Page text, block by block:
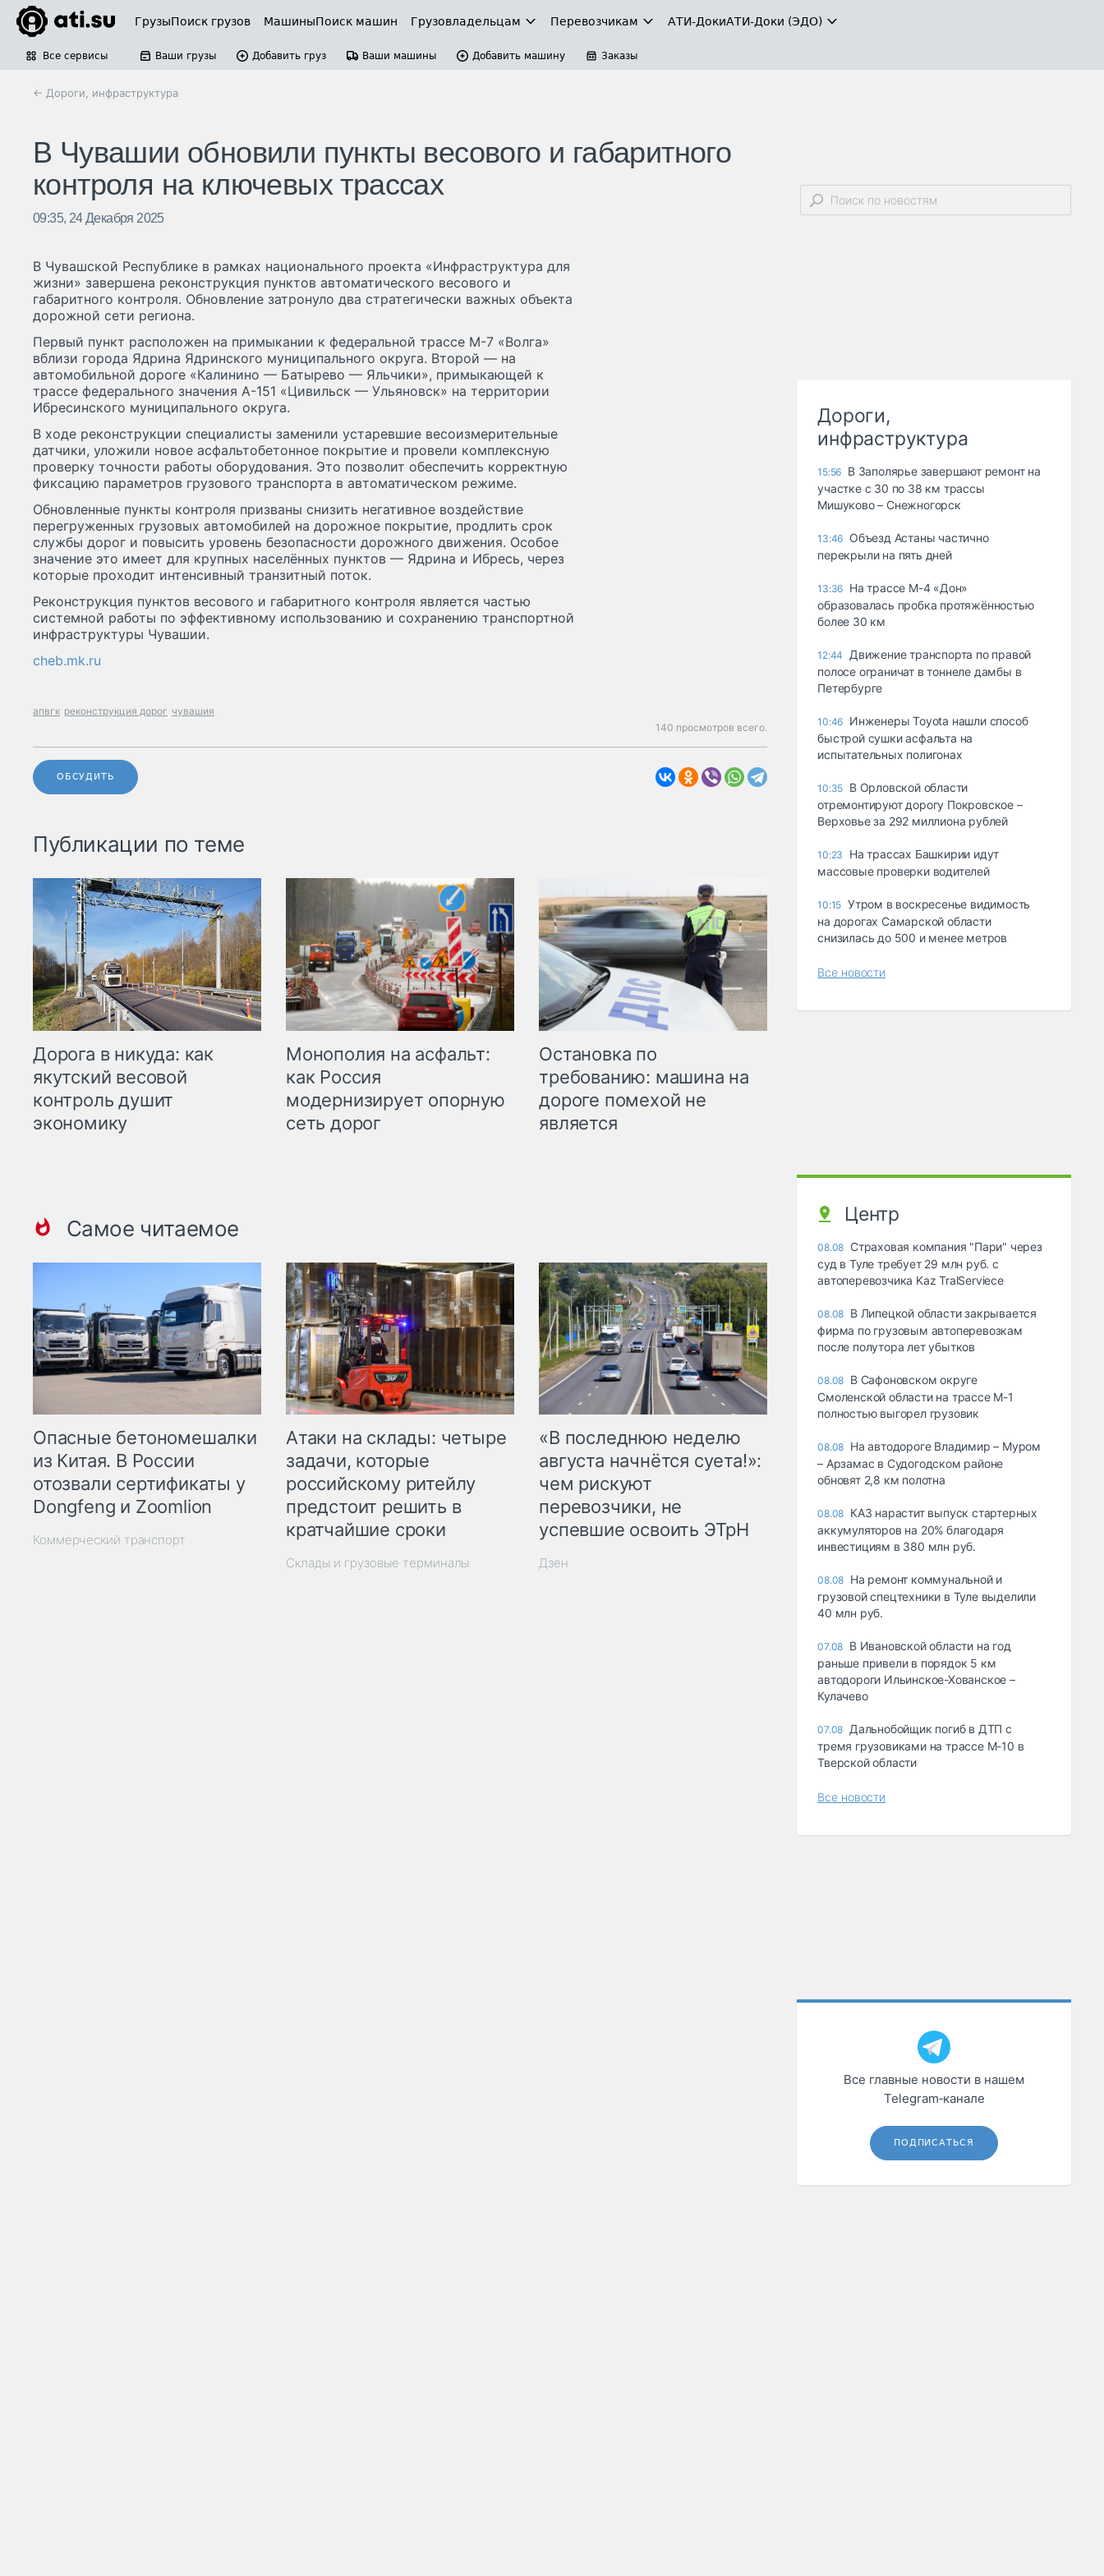
ГрузыПоиск грузов МашиныПоиск машин Грузовладельцам Перевозчикам АТИ-ДокиАТИ-Доки (ЭДО)
Все сервисы Ваши грузы Добавить груз Ваши машины Добавить машину Заказы
← Дороги, инфраструктура
В Чувашии обновили пункты весового и габаритного
контроля на ключевых трассах
09:35, 24 Декабря 2025
В Чувашской Республике в рамках национального проекта «Инфраструктура для
жизни» завершена реконструкция пунктов автоматического весового и
габаритного контроля. Обновление затронуло два стратегически важных объекта
дорожной сети региона.
Первый пункт расположен на примыкании к федеральной трассе М-7 «Волга»
вблизи города Ядрина Ядринского муниципального округа. Второй — на
автомобильной дороге «Калинино — Батырево — Яльчики», примыкающей к
трассе федерального значения А-151 «Цивильск — Ульяновск» на территории
Ибресинского муниципального округа.
В ходе реконструкции специалисты заменили устаревшие весоизмерительные
датчики, уложили новое асфальтобетонное покрытие и провели комплексную
проверку точности работы оборудования. Это позволит обеспечить корректную
фиксацию параметров грузового транспорта в автоматическом режиме.
Обновленные пункты контроля призваны снизить негативное воздействие
перегруженных грузовых автомобилей на дорожное покрытие, продлить срок
службы дорог и повысить уровень безопасности дорожного движения. Особое
значение это имеет для крупных населённых пунктов — Ядрина и Ибресь, через
которые проходит интенсивный транзитный поток.
Реконструкция пунктов весового и габаритного контроля является частью
системной работы по эффективному использованию и сохранению транспортной
инфраструктуры Чувашии.
cheb.mk.ru
апвгк реконструкция дорог чувашия
140 просмотров всего.
ОБСУДИТЬ
Публикации по теме
Дорога в никуда: как
якутский весовой
контроль душит
экономику
Монополия на асфальт:
как Россия
модернизирует опорную
сеть дорог
Остановка по
требованию: машина на
дороге помехой не
является
Самое читаемое
Опасные бетономешалки
из Китая. В России
отозвали сертификаты у
Dongfeng и Zoomlion
Коммерческий транспорт
Атаки на склады: четыре
задачи, которые
российскому ритейлу
предстоит решить в
кратчайшие сроки
Склады и грузовые терминалы
«В последнюю неделю
августа начнётся суета!»:
чем рискуют
перевозчики, не
успевшие освоить ЭТрН
Дзен
Дороги,
инфраструктура
15:56 В Заполярье завершают ремонт на
участке с 30 по 38 км трассы
Мишуково – Снежногорск
13:46 Объезд Астаны частично
перекрыли на пять дней
13:36 На трассе М-4 «Дон»
образовалась пробка протяжённостью
более 30 км
12:44
Движение транспорта по правой
полосе ограничат в тоннеле дамбы в
Петербурге
10:46 Инженеры Toyota нашли способ
быстрой сушки асфальта на
испытательных полигонах
10:35 В Орловской области
отремонтируют дорогу Покровское –
Верховье за 292 миллиона рублей
10:23
На трассах Башкирии идут
массовые проверки водителей
10:15 Утром в воскресенье видимость
на дорогах Самарской области
снизилась до 500 и менее метров
Все новости
Центр
08.08 Страховая компания "Пари" через
суд в Туле требует 29 млн руб. с
автоперевозчика Kaz TralServiece
08.08 В Липецкой области закрывается
фирма по грузовым автоперевозкам
после полутора лет убытков
08.08 В Сафоновском округе
Смоленской области на трассе М-1
полностью выгорел грузовик
08.08 На автодороге Владимир – Муром
– Арзамас в Судогодском районе
обновят 2,8 км полотна
08.08 КАЗ нарастит выпуск стартерных
аккумуляторов на 20% благодаря
инвестициям в 380 млн руб.
08.08 На ремонт коммунальной и
грузовой спецтехники в Туле выделили
40 млн руб.
07.08 В Ивановской области на год
раньше привели в порядок 5 км
автодороги Ильинское-Хованское –
Кулачево
07.08 Дальнобойщик погиб в ДТП с
тремя грузовиками на трассе М-10 в
Тверской области
Все новости
Все главные новости в нашем
Telegram‑канале
ПОДПИСАТЬСЯ